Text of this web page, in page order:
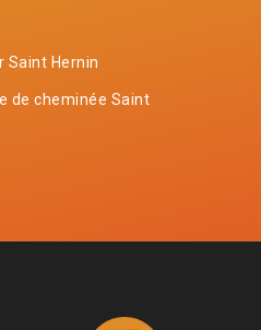
Saint Hernin
de cheminée Saint